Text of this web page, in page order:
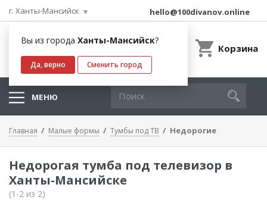
г. Ханты-Мансийск
Вы из города Ханты-Мансийск?
Да, верно Сменить город
hello@100divanov.online
Корзина
МЕНЮ
Главная Малые формы Тумбы под ТВ Недорогие
Недорогая тумба под телевизор в
Ханты-Мансийске
(1-2 из 2)